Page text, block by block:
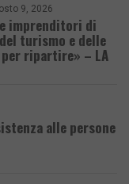
9, 2026
imprenditori di
turismo e delle
ripartire» – LA
alle persone